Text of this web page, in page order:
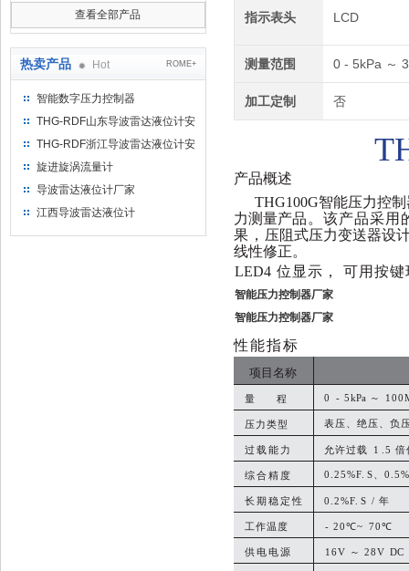
查看全部产品
热卖产品 Hot ROME+
智能数字压力控制器
THG-RDF山东导波雷达液位计安
装方法
THG-RDF浙江导波雷达液位计安
装方法
旋进旋涡流量计
导波雷达液位计厂家
江西导波雷达液位计
指示表头 LCD
测量范围 0 - 5kPa ～
加工定制 否
产品概述
THG100G智能压力控制
力测量产品。 该产品采用
果， 压阻式压力变送器设
线性修正。
LED4 位显示， 可用按
智能压力控制器厂家
智能压力控制器厂家
性能指标
项目名称
量 程 0 - 5kPa ～ 100
压力类型 表压、绝压、负
过载能力 允许过载 1 .5
综合精度 0.25%F. S、
长期稳定性 0.2%F. S / 年
工作温度 - 20℃~ 70℃
供电电源 16V ～ 28V DC